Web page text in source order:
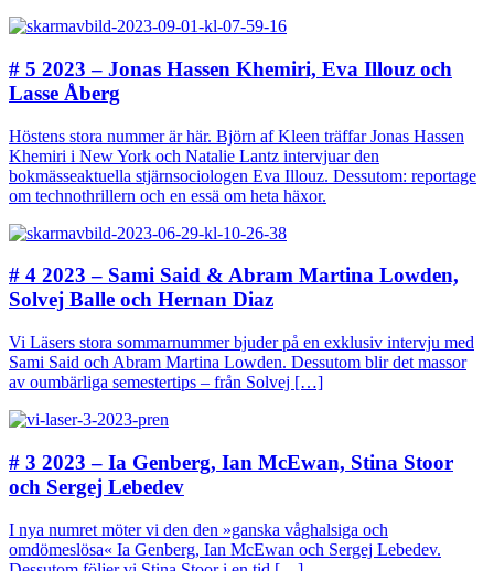
# 5 2023 – Jonas Hassen Khemiri, Eva Illouz och
Lasse Åberg
Höstens stora nummer är här. Björn af Kleen träffar Jonas Hassen
Khemiri i New York och Natalie Lantz intervjuar den
bokmässeaktuella stjärnsociologen Eva Illouz. Dessutom: reportage
om technothrillern och en essä om heta häxor.
# 4 2023 – Sami Said & Abram Martina Lowden,
Solvej Balle och Hernan Diaz
Vi Läsers stora sommarnummer bjuder på en exklusiv intervju med
Sami Said och Abram Martina Lowden. Dessutom blir det massor
av oumbärliga semestertips – från Solvej […]
# 3 2023 – Ia Genberg, Ian McEwan, Stina Stoor
och Sergej Lebedev
I nya numret möter vi den den »ganska våghalsiga och
omdömeslösa« Ia Genberg, Ian McEwan och Sergej Lebedev.